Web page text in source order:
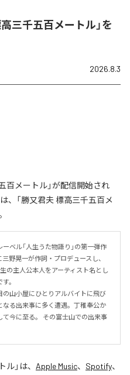
三千五百メートル」を
2026.8.3
メートル」が配信開始され
、「勝又君夫 標高三千五百メ
ベル「人生うた物語り」の第一弾作
野晃一が作詞・プロデュースし、
の主人公本人をアーティスト名とし
。
山小屋にひとりアルバイトに飛び
る出来事に多く遭遇。丁稚奉公か
今に至る。 その富士山での出来事
ル」は、 Apple Music、 Spotify、